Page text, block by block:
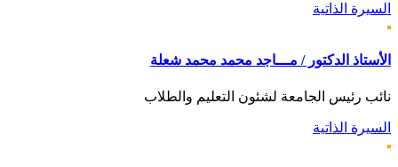
السيرة الذاتية
الأستاذ الدكتور / مـــاجد محمد محمد شعلة
نائب رئيس الجامعة لشئون التعليم والطلاب
السيرة الذاتية